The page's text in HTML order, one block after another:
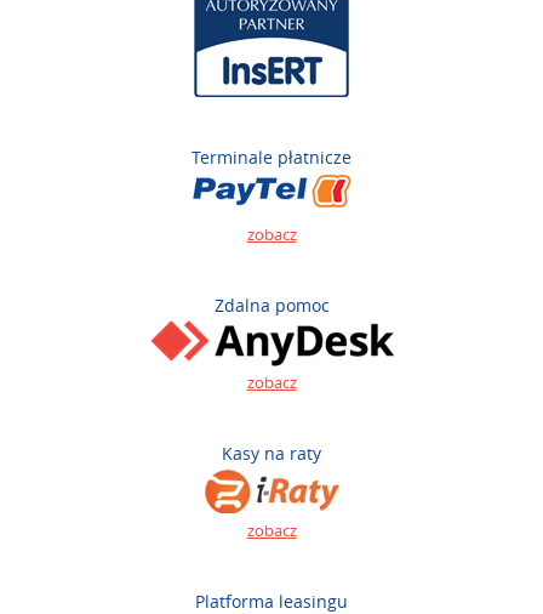
Terminale płatnicze
zobacz
Zdalna pomoc
zobacz
Kasy na raty
zobacz
Platforma leasingu